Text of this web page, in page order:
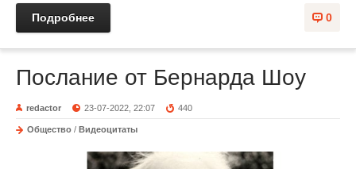
0
Подробнее
Послание от Бернарда Шоу
redactor 23-07-2022, 22:07 440
Общество / Видеоцитаты